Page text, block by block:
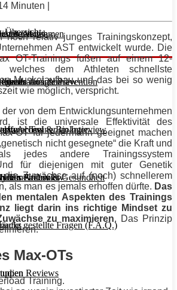
& Abnehmen
& Prävention
& Biologie
Fitness & Gesundheit
gestellte Fragen (F.A.Q.)
Reviews
& Drinks
im Interview
Trainer im Interview
im Interview
Ausgabe
Access
Archiv
Übersicht
Minuten |
noch relativ junges Trainingskonzept,
AST entwickelt wurde. Die
OT-Trainings fußen auf einem 12-
welches dem Athleten schnellste
Muskelaufbauund das bei so wenig
wie möglich, verspricht.
von dem Entwicklungsunternehmen
ist die universale Effektivität des
OT für jedermann geeignet machen
nicht gesegnete“ die Kraft und
jedes andere Trainingssystem
für diejenigen mit guter Genetik
die Zuwächse auf (noch) schnellerem
als man es jemals erhoffen dürfte. Das
mentalen Aspekten des Trainings
liegt darin ins richtige Mindset zu
zu maximieren, Das Prinzip
Max-OTs
Training.